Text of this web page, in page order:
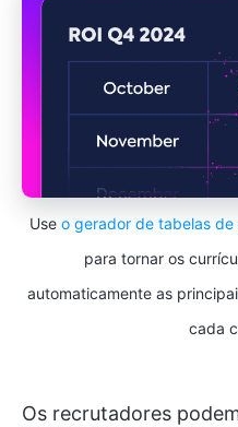
Use o gerador de tabelas
para tornar os
automaticamente as
cada
Os recrutadores